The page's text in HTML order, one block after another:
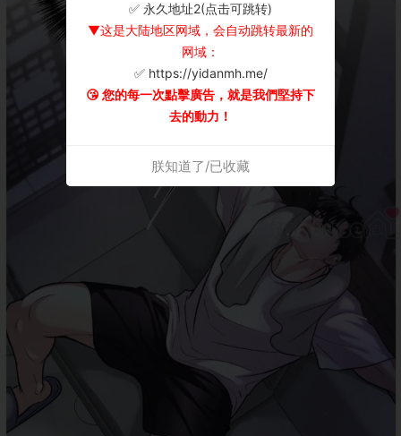
✅ 永久地址2(点击可跳转)
▼这是大陆地区网域，会自动跳转最新的
网域：
✅ https://yidanmh.me/
😘 您的每一次點擊廣告，就是我們堅持下
去的動力！
朕知道了/已收藏